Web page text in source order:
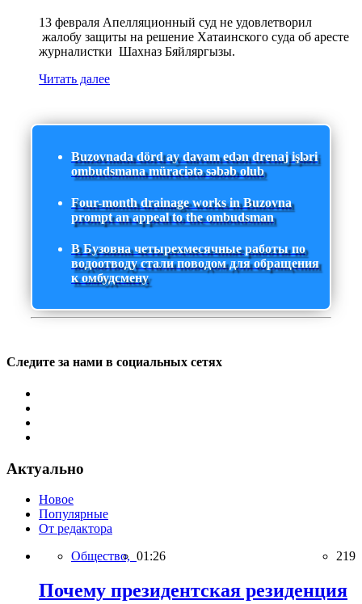
13 февраля Апелляционный суд не удовлетворил
жалобу защиты на решение Хатаинского суда об аресте
журналистки Шахназ Бяйляргызы.
Читать далее
Buzovnada dörd ay davam edən drenaj işləri
ombudsmana müraciətə səbəb olub
Four-month drainage works in Buzovna
prompt an appeal to the ombudsman
В Бузовна четырехмесячные работы по
водоотводу стали поводом для обращения
к омбудсмену
Следите за нами в социальных сетях
Актуально
Новое
Популярные
От редактора
Общество, 01:26 219
Почему президентская резиденция